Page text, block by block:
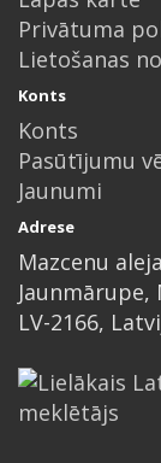
Privātuma
Lietošanas
Konts
Konts
Pasūtījumu
Jaunumi
Adrese
Mazcenu
Jaunmārupe,
LV-2166,